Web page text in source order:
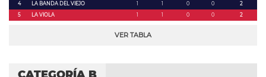
4
LA BANDA DEL VIEJO 1 1 0 0
2
5
LA VIOLA 1 1 0 0 2
VER TABLA